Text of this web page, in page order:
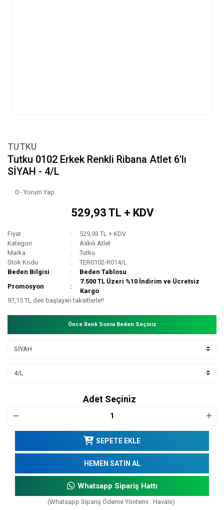
TUTKU
Tutku 0102 Erkek Renkli Ribana Atlet 6'lı
SİYAH - 4/L
0 - Yorum Yap
529,93 TL + KDV
Fiyat
529,93 TL + KDV
Kategori
Askılı Atlet
Marka
Tutku
Stok Kodu
TER0102-R014/L
Beden Bilgisi
Beden Tablosu
Promosyon
7.500 TL Üzeri %10 İndirim ve Ücretsiz
Kargo
97,15 TL den başlayan taksitlerle!!
Önce Renk Sonra Beden Seçiniz
Adet Seçiniz
SEPETE EKLE
HEMEN SATIN AL
Whatsapp Sipariş Hattı
(Whatsapp Sipariş Ödeme Yöntemi : Havale)